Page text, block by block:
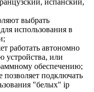
выбрать
использования в
работать автономно
устройства, или
обеспечению;
подключать
"белых" ip